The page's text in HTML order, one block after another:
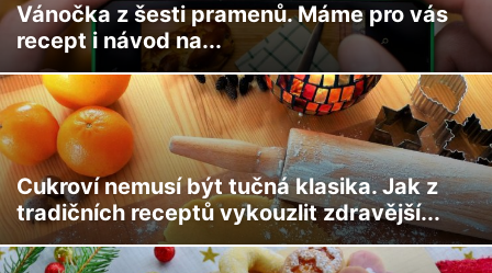
Vánočka z šesti pramenů. Máme pro vás
recept i návod na...
Cukroví nemusí být tučná klasika. Jak z
tradičních receptů vykouzlit zdravější...